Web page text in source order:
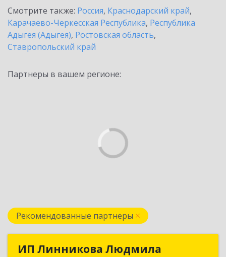
Смотрите также: Россия, Краснодарский край,
Карачаево-Черкесская Республика, Республика
Адыгея (Адыгея), Ростовская область,
Ставропольский край
Партнеры в вашем регионе:
Рекомендованные партнеры
ИП Линникова Людмила
ИП Линникова Людмила